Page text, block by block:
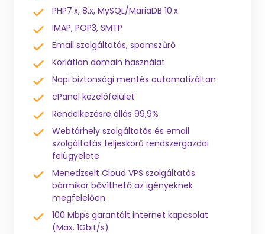
PHP7.x, 8.x, MySQL/MariaDB 10.x
IMAP, POP3, SMTP
Email szolgáltatás, spamszűrő
Korlátlan domain használat
Napi biztonsági mentés automatizáltan
cPanel kezelőfelület
Rendelkezésre állás 99,9%
Webtárhely szolgáltatás és email
szolgáltatás teljeskörű rendszergazdai
felügyelete
Menedzselt Cloud VPS szolgáltatás
bármikor bővíthető az igényeknek
megfelelően
100 Mbps garantált internet kapcsolat
(Max. 1Gbit/s)